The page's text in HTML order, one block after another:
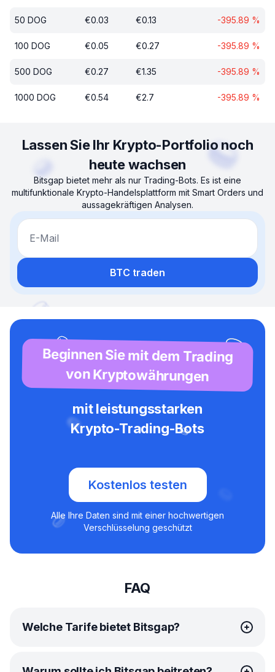
50 DOG €0.03 €0.13 -395.89 %
100 DOG €0.05 €0.27 -395.89 %
500 DOG €0.27 €1.35 -395.89 %
1000 DOG €0.54 €2.7 -395.89 %
Lassen Sie Ihr Krypto-Portfolio noch
heute wachsen
Bitsgap bietet mehr als nur Trading-Bots. Es ist eine
multifunktionale Krypto-Handelsplattform mit Smart Orders und
aussagekräftigen Analysen.
E-Mail
BTC traden
Beginnen Sie mit dem Trading
von Kryptowährungen
mit leistungsstarken
Krypto-Trading-Bots
Kostenlos testen
Alle Ihre Daten sind mit einer hochwertigen
Verschlüsselung geschützt
FAQ
Welche Tarife bietet Bitsgap?
Bitsgap bietet einfache, erschwingliche Tarifefür jeden